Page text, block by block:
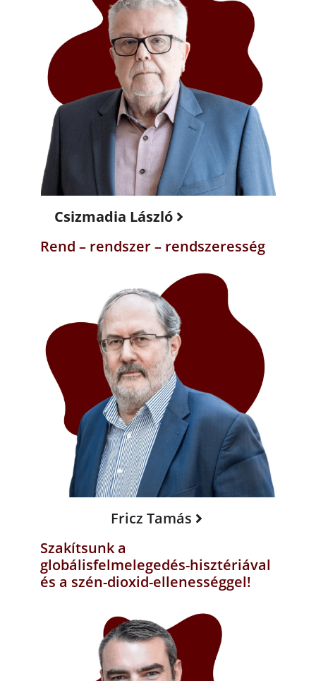
Csizmadia László
Rend – rendszer – rendszeresség
Fricz Tamás
Szakítsunk a
globálisfelmelegedés-hisztériával
és a szén-dioxid-ellenességgel!